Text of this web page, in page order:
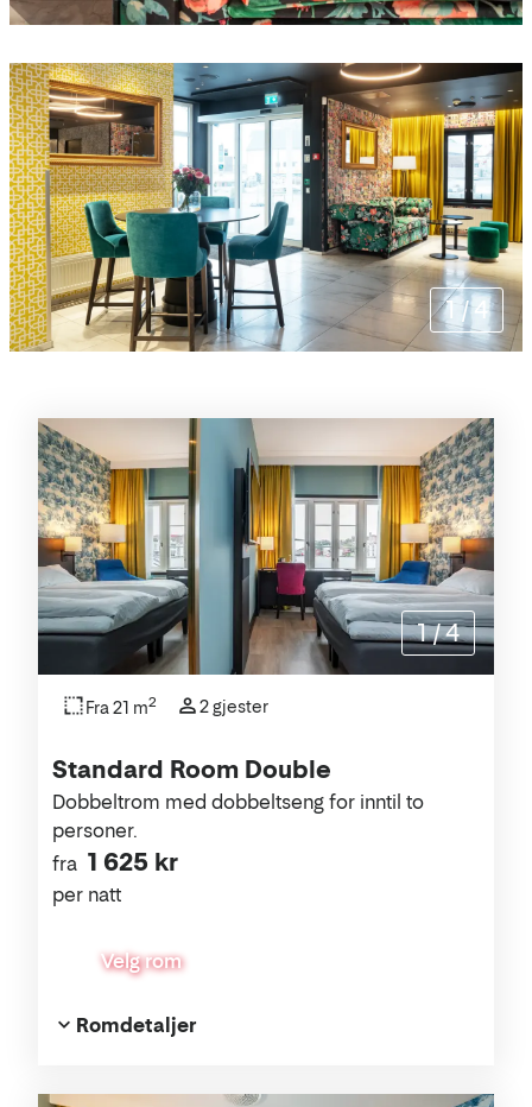
1 /4
Rommene
Standard Room Double
fra 1 625 kr
per natt
Dobbeltrom med dobbeltseng for inntil to
personer.
Velg rom
Fra 21 m2 2 gjester
Romdetaljer
1 /4